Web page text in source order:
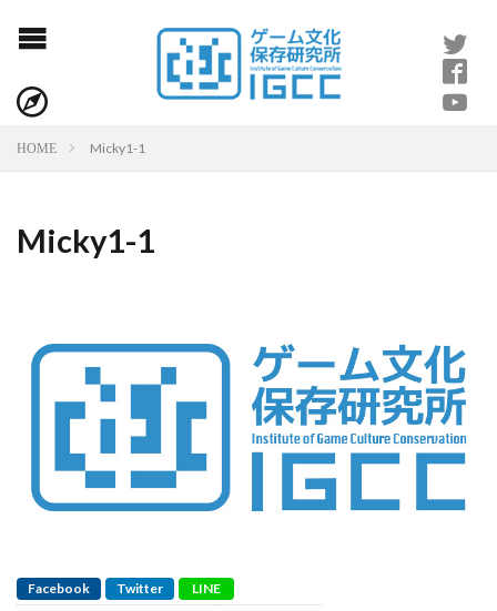
HOME Micky1-1
Micky1-1
Facebook Twitter LINE